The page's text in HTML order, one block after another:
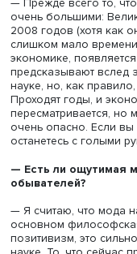
возможности их
статистическое
экономической
эксперименты в
Нобелевская
разрабатывают
поворот. В
например в 1970-е
мало занимались
теоретическими
иметь дела с
результат
— А есть ли что-
на теорию?